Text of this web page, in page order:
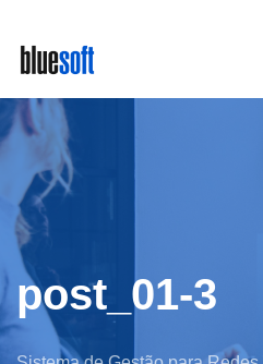
main
content
post_01-3